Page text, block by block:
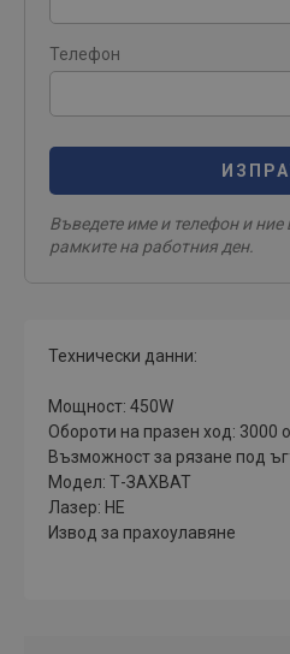
Телефон
Въведете име и телефон и
рамките на работния ден.
Технически данни:
Мощност: 450W
Обороти на празен ход: 3000
Възможност за рязане под
Модел: Т-ЗАХВАТ
Лазер: НЕ
Извод за прахоулавяне